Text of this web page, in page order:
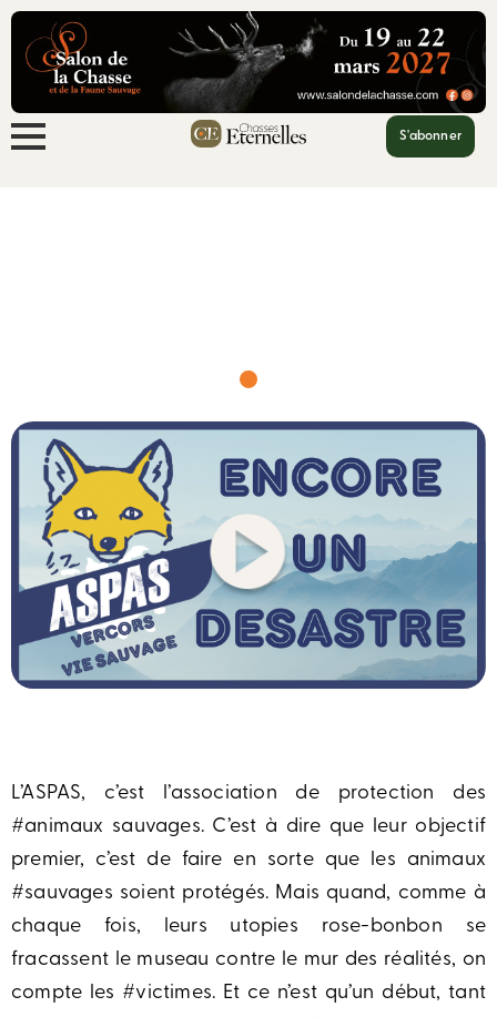
S'abonner
L’ASPAS, c’est l’association de protection des
#animaux sauvages. C’est à dire que leur objectif
premier, c’est de faire en sorte que les animaux
#sauvages soient protégés. Mais quand, comme à
chaque fois, leurs utopies rose-bonbon se
fracassent le museau contre le mur des réalités, on
compte les #victimes. Et ce n’est qu’un début, tant